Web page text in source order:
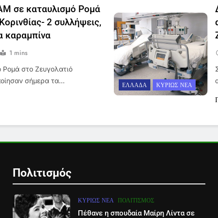
σε καταυλισμό Ρομά
2 συλλήψεις,
καραμπίνα
1 mins
στο Ζευγολατιό
σήμερα τα…
ΕΛΛΆΔΑ ΚΥΡΊΩΣ ΝΈΑ
Πολιτισμός
ΚΥΡΊΩΣ ΝΈΑ ΠΟΛΙΤΙΣΜΌΣ
Πέθανε η σπουδαία Μαίρη Λίντα σε